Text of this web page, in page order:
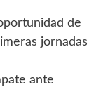
de
jornadas
ante